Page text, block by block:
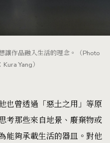
讓作品融入生活的理念。（Photo
Yang）
也曾透過「惡土之用」等原
考那些來自地景、廢棄物或
能夠承載生活的器皿。對他